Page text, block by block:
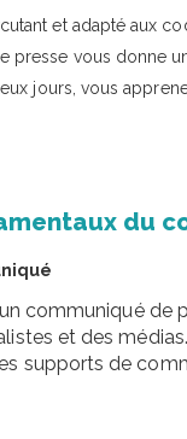
et adapté aux
vous donne
jours, vous
du
communiqué de
et des médias.
supports de